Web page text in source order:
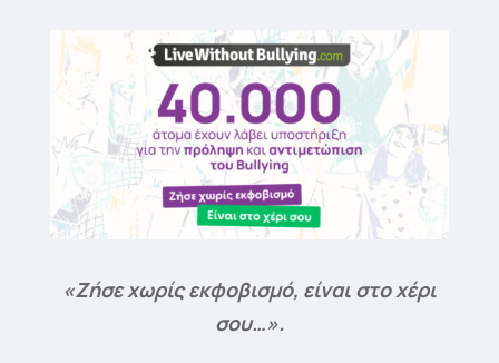
«Ζήσε χωρίς εκφοβισμό, είναι στο χέρι
σου…».